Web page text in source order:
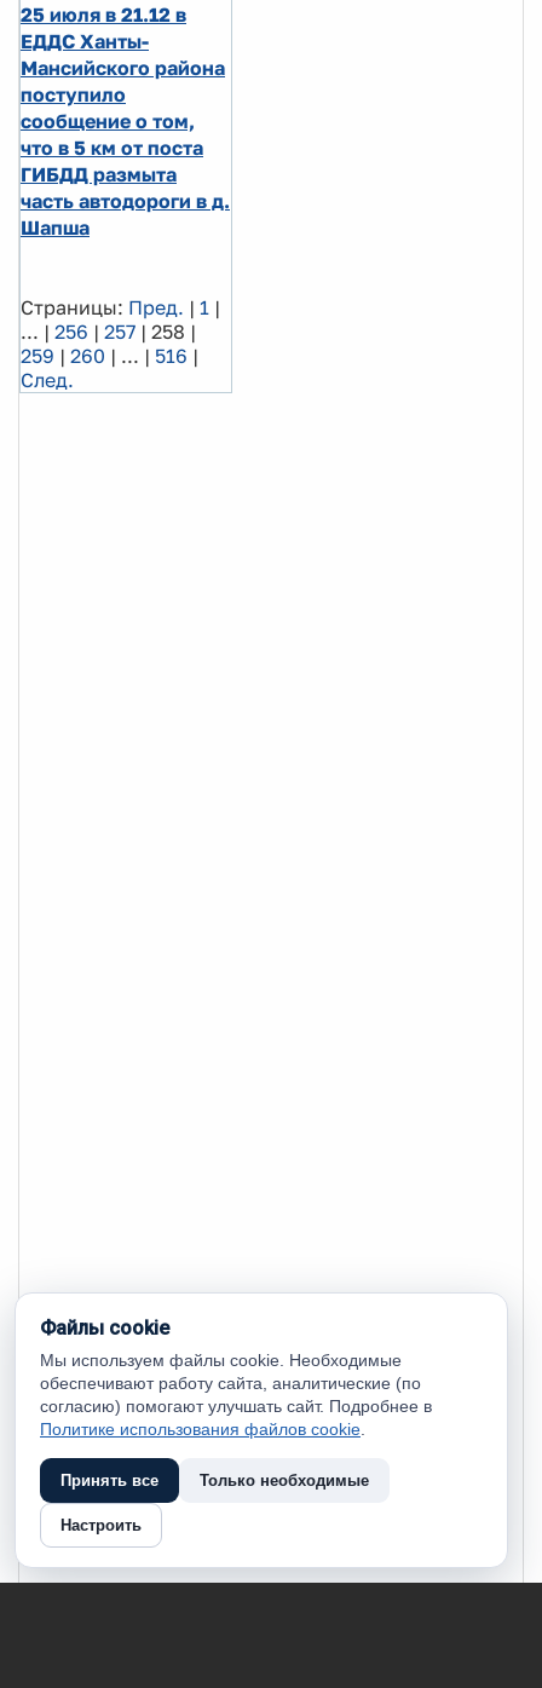
25 июля в 21.12 в
ЕДДС Ханты-
Мансийского района
поступило
сообщение о том,
что в 5 км от поста
ГИБДД размыта
часть автодороги в д.
Шапша
Страницы: Пред. | 1 |
... | 256 | 257 | 258 |
259 | 260 | ... | 516 |
След.
Файлы cookie
Мы используем файлы cookie. Необходимые
обеспечивают работу сайта, аналитические (по
согласию) помогают улучшать сайт. Подробнее в
Политике использования файлов cookie
Принять все Только необходимые
Настроить